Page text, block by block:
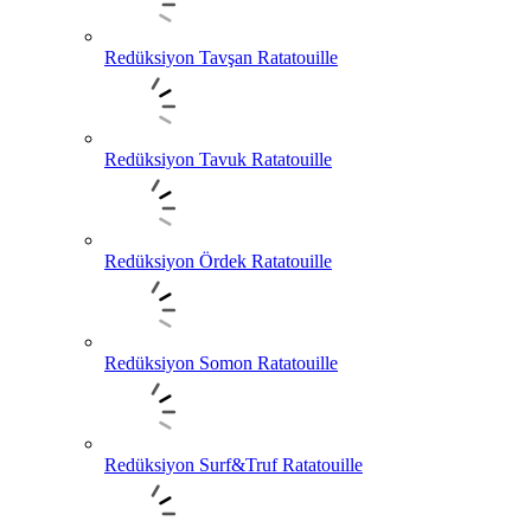
Redüksiyon Tavşan Ratatouille
Redüksiyon Tavuk Ratatouille
Redüksiyon Ördek Ratatouille
Redüksiyon Somon Ratatouille
Redüksiyon Surf&Truf Ratatouille